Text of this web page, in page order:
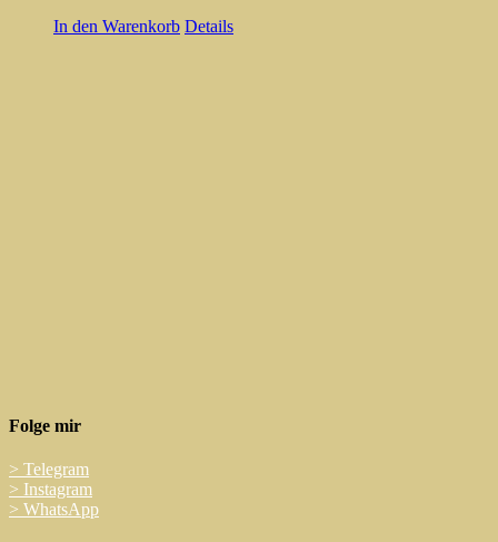
In den Warenkorb Details
Folge mir
> Telegram
> Instagram
> WhatsApp